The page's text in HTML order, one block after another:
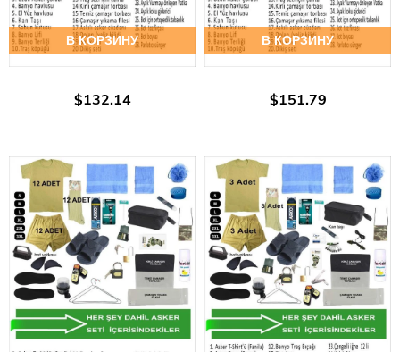
В КОРЗИНУ
$132.14
В КОРЗИНУ
$151.79